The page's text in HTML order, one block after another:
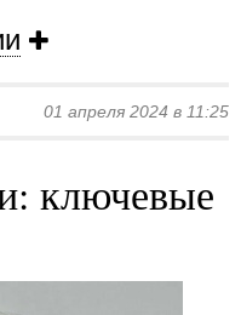
01 апреля 2024 в 11:25
ключевые